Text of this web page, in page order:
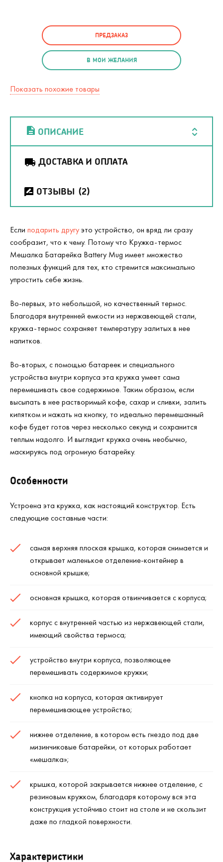
ПРЕДЗАКАЗ
В МОИ ЖЕЛАНИЯ
Показать похожие товары
ОПИСАНИЕ
ДОСТАВКА И ОПЛАТА
ОТЗЫВЫ (2)
Если подарить другуэто устройство, он вряд ли сразу
сообразит, что к чему. Потому что Кружка-термос
Мешалка Батарейка Battery Mug имеет множество
полезных функций для тех, кто стремится максимально
упростить себе жизнь.
Во-первых, это небольшой, но качественный термос.
Благодаря внутренней емкости из нержавеющей стали,
кружка-термос сохраняет температуру залитых в нее
напитков.
Во-вторых, с помощью батареек и специального
устройства внутри корпуса эта кружка умеет сама
перемешивать свое содержимое. Таким образом, если
высыпать в нее растворимый кофе, сахар и сливки, залить
кипятком и нажать на кнопку, то идеально перемешанный
кофе будет готов через несколько секунд и сохранится
теплым надолго. И выглядит кружка очень необычно,
маскируясь под огромную батарейку.
Особенности
Устроена эта кружка, как настоящий конструктор. Есть
следующие составные части:
самая верхняя плоская крышка, которая снимается и
открывает маленькое отделение-контейнер в
основной крышке;
основная крышка, которая отвинчивается с корпуса;
корпус с внутренней частью из нержавеющей стали,
имеющий свойства термоса;
устройство внутри корпуса, позволяющее
перемешивать содержимое кружки;
кнопка на корпуса, которая активирует
перемешивающее устройство;
нижнее отделение, в котором есть гнездо под две
мизинчиковые батарейки, от которых работает
«мешалка»;
крышка, которой закрывается нижнее отделение, с
резиновым кружком, благодаря которому вся эта
конструкция устойчиво стоит на столе и не скользит
даже по гладкой поверхности.
Характеристики